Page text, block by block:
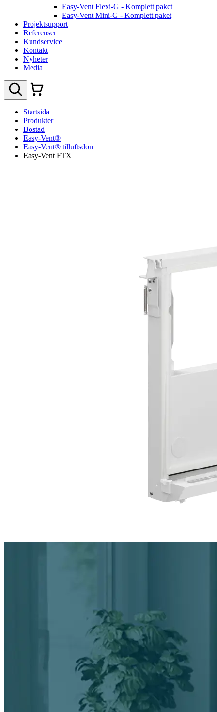
Easy-Vent Flexi-G - Komplett paket
Easy-Vent Mini-G - Komplett paket
Projektsupport
Referenser
Kundservice
Kontakt
Nyheter
Media
Startsida
Produkter
Bostad
Easy-Vent®
Easy-Vent® tilluftsdon
Easy-Vent FTX